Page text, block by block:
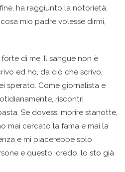
ha raggiunto la notorietà.
mio padre volesse dirmi,
di me. Il sangue non è
ed ho, da ciò che scrivo,
sperato. Come giornalista e
riscontri
Se dovessi morire stanotte,
mai cercato la fama e mai la
e mi piacerebbe solo
e questo, credo, lo sto già